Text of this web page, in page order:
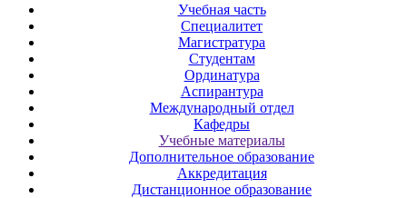
Учебная часть
Специалитет
Магистратура
Студентам
Ординатура
Аспирантура
Международный отдел
Кафедры
Учебные материалы
Дополнительное образование
Аккредитация
Дистанционное образование